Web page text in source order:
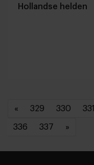
Hollandse helden
« 329 330 331
336 337 »